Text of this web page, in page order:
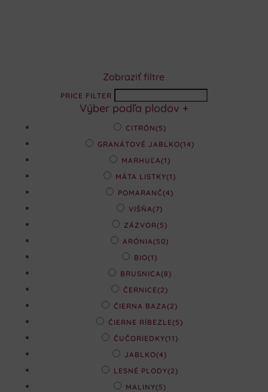
Zobraziť filtre
PRICE FILTER
Výber podľa plodov +
CITRÓN(5)
GRANÁTOVÉ JABLKO(14)
MARHUĽA(1)
MÄTA LISTKY(1)
POMARANČ(4)
VIŠŇA(7)
ZÁZVOR(5)
ARÓNIA(50)
BIO(1)
BRUSNICA(8)
ČERNICE(2)
ČIERNA BAZA(2)
ČIERNE RÍBEZLE(5)
ČUČORIEDKY(11)
JABLKO(4)
LESNÉ PLODY(2)
MALINY(5)